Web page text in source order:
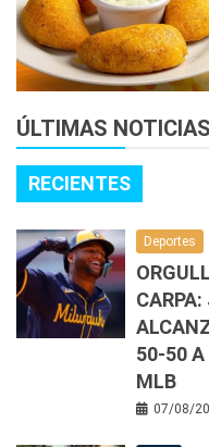
ÚLTIMAS NOTICIAS
RECIENTES
Deportes
50-50 A
MLB
07/08/